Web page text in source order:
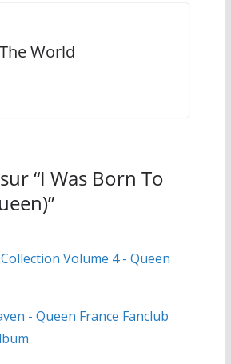
World
“I Was Born To
”
Volume 4 - Queen
- Queen France Fanclub